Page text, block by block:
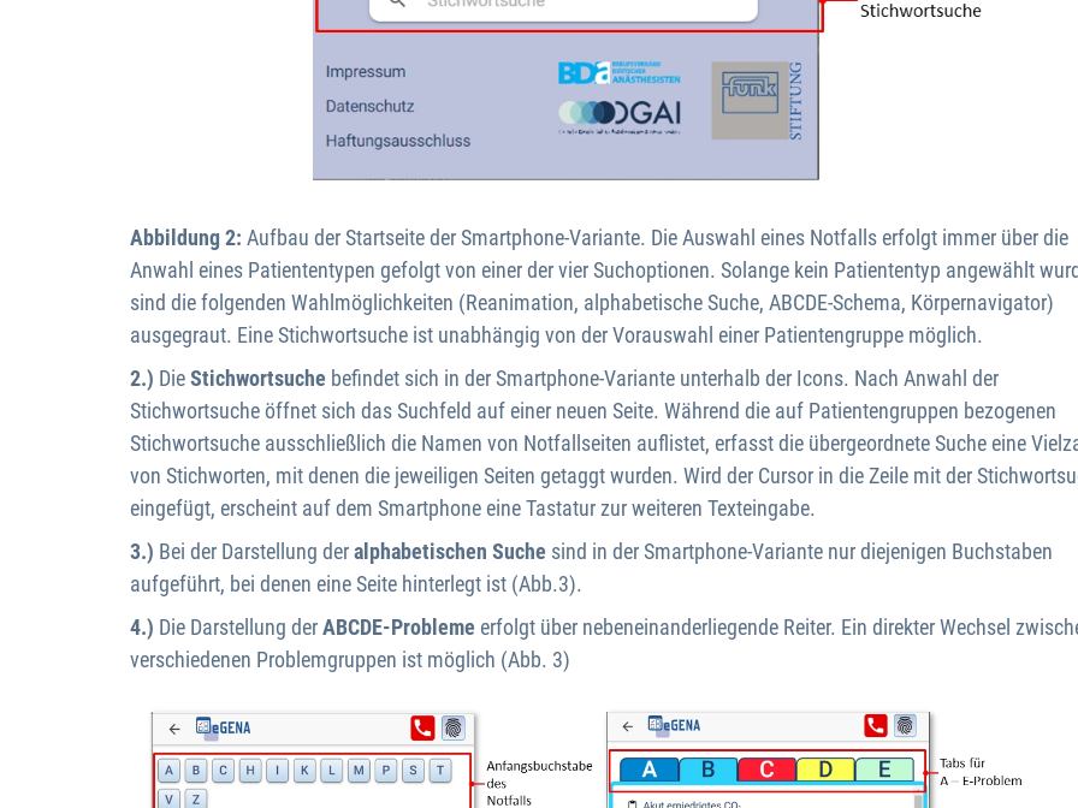
Abbildung 2: Aufbau der Startseite der Smartphone-Variante. Die Auswahl eines Notfalls erfolgt immer über die
Anwahl eines Patiententypen gefolgt von einer der vier Suchoptionen. Solange kein Patiententyp angewählt
sind die folgenden Wahlmöglichkeiten (Reanimation, alphabetische Suche, ABCDE-Schema, Körpernavigator)
ausgegraut. Eine Stichwortsuche ist unabhängig von der Vorauswahl einer Patientengruppe möglich.
2.) DieStichwortsuche befindet sich in der Smartphone-Variante unterhalb der Icons. Nach Anwahl der
Stichwortsuche öffnet sich das Suchfeld auf einer neuen Seite. Während die auf Patientengruppen bezogenen
Stichwortsuche ausschließlich die Namen von Notfallseiten auflistet, erfasst die übergeordnete Suche eine
von Stichworten, mit denen die jeweiligen Seiten getaggt wurden. Wird der Cursor in die Zeile mit der
eingefügt, erscheint auf dem Smartphone eine Tastatur zur weiteren Texteingabe.
3.) Bei der Darstellung deralphabetischen Suche sind in der Smartphone-Variante nur diejenigen Buchstaben
aufgeführt, bei denen eine Seite hinterlegt ist (Abb.3).
4.) Die Darstellung derABCDE-Probleme erfolgt über nebeneinanderliegende Reiter. Ein direkter Wechsel
verschiedenen Problemgruppen ist möglich (Abb. 3)